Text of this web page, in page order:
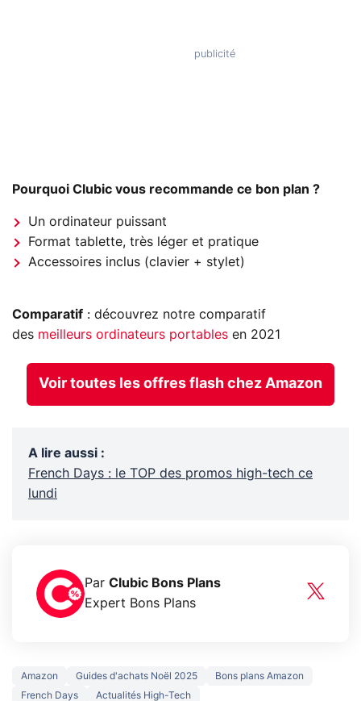
Pourquoi Clubic vous recommande ce bon plan ?
Un ordinateur puissant
Format tablette, très léger et pratique
Accessoires inclus (clavier + stylet)
Comparatif : découvrez notre comparatif
des meilleurs ordinateurs portables en 2021
Voir toutes les offres flash chez Amazon
A lire aussi :
French Days : le TOP des promos high-tech ce
lundi
Par Clubic Bons Plans
Expert Bons Plans
Amazon Guides d'achats Noël 2025
Bons plans Amazon
French Days
Actualités High-Tech